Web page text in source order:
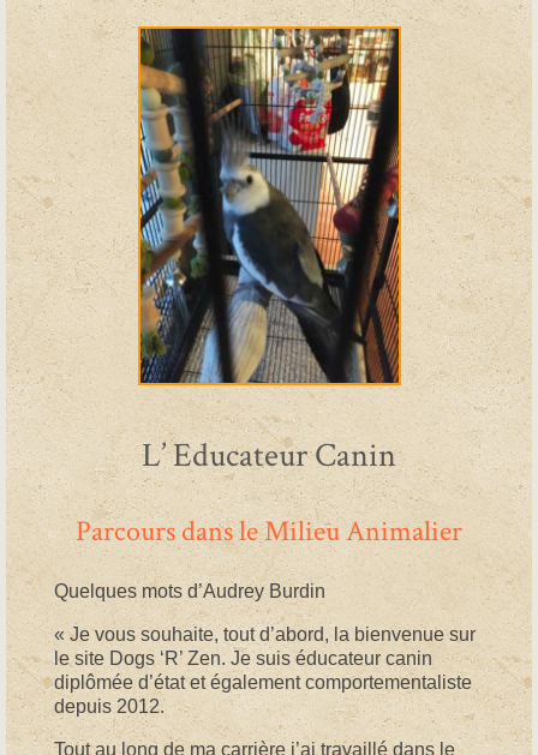
L’ Educateur Canin
Parcours dans le Milieu Animalier
Quelques mots d’Audrey Burdin
« Je vous souhaite, tout d’abord, la bienvenue sur
le site Dogs ‘R’ Zen. Je suis éducateur canin
diplômée d’état et également comportementaliste
depuis 2012.
Tout au long de ma carrière j’ai travaillé dans le